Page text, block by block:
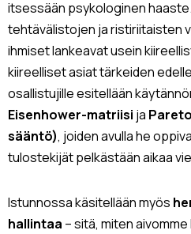
itsessään psykologinen
tehtävälistojen ja ristiriitaisten
ihmiset lankeavat usein
kiireelliset asiat tärkeiden
osallistujille esitellään
Eisenhower-matriisi ja
sääntö), joiden avulla he
tulostekijät pelkästään aikaa
Istunnossa käsitellään myös
hallintaa – sitä, miten